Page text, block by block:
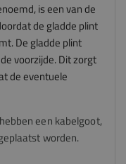
is een van de
de gladde plint
De gladde plint
voorzijde. Dit zorgt
de eventuele
een kabelgoot,
worden.